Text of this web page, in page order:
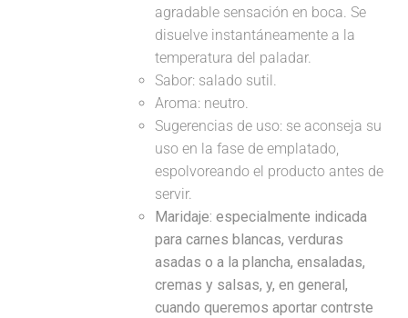
agradable sensación en boca. Se
disuelve instantáneamente a la
temperatura del paladar.
Sabor: salado sutil.
Aroma: neutro.
Sugerencias de uso: se aconseja su
uso en la fase de emplatado,
espolvoreando el producto antes de
servir.
Maridaje: especialmente indicada
para carnes blancas, verduras
asadas o a la plancha, ensaladas,
cremas y salsas, y, en general,
cuando queremos aportar contrste